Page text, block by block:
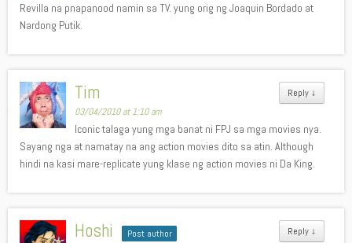
Revilla na pnapanood namin sa TV. yung orig ng Joaquin Bordado at
Nardong Putik.
Reply ↓
Tim
03/04/2010 at 1:10 am
Iconic talaga yung mga banat ni FPJ sa mga movies nya.
Sayang nga at namatay na ang action movies dito sa atin. Although
hindi na kasi mare-replicate yung klase ng action movies ni Da King.
Reply ↓
Hoshi Post author